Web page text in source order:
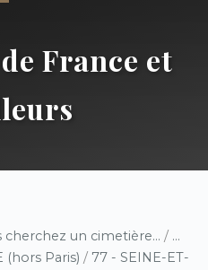
France et
cherchez un cimetière... / ...
(hors Paris) / 77 - SEINE-ET-